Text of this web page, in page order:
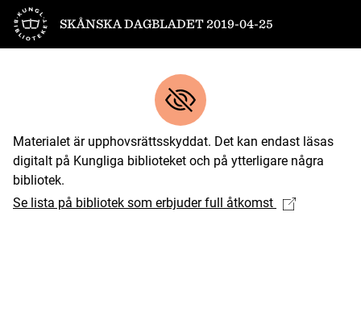
Till startsidan
SKÅNSKA DAGBLADET 2019-04-25
Materialet är upphovsrättsskyddat. Det kan endast läsas
digitalt på Kungliga biblioteket och på ytterligare några
bibliotek.
Se lista på bibliotek som erbjuder full åtkomst